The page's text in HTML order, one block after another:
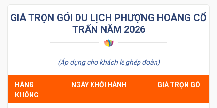
GIÁ TRỌN GÓI DU LỊCH PHƯỢNG HOÀNG CỔ
TRẤN NĂM 2026
(Áp dụng cho khách lẻ ghép đoàn)
HÀNG
KHÔNG
NGÀY KHỞI HÀNH GIÁ TRỌN GÓI